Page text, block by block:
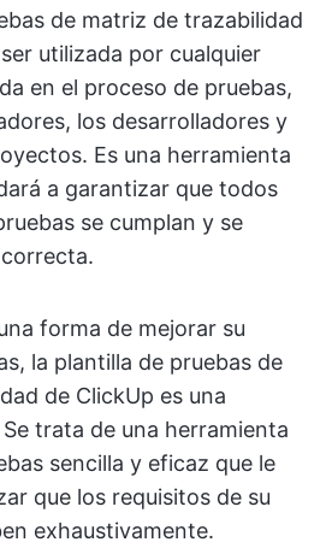
de matriz de trazabilidad
utilizada por cualquier
en el proceso de pruebas,
los desarrolladores y
Es una herramienta
a garantizar que todos
se cumplan y se
forma de mejorar su
la plantilla de pruebas de
de ClickUp es una
trata de una herramienta
sencilla y eficaz que le
que los requisitos de su
exhaustivamente.